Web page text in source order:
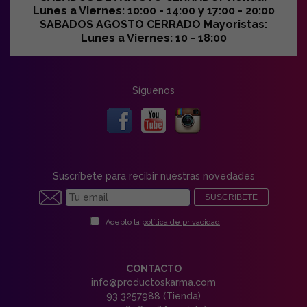
Lunes a Viernes: 10:00 - 14:00 y 17:00 - 20:00
SABADOS AGOSTO CERRADO Mayoristas:
Lunes a Viernes: 10 - 18:00
Síguenos
Suscríbete para recibir nuestras novedades
SUSCRIBETE
Acepto la política de privacidad
CONTACTO
info@productoskarma.com
93 3257988 (Tienda)